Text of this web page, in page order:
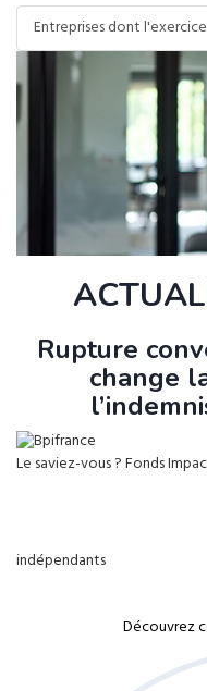
Entreprises dont
Rupture
change
Le saviez-vous ?Fonds
indépendants
Découvrez